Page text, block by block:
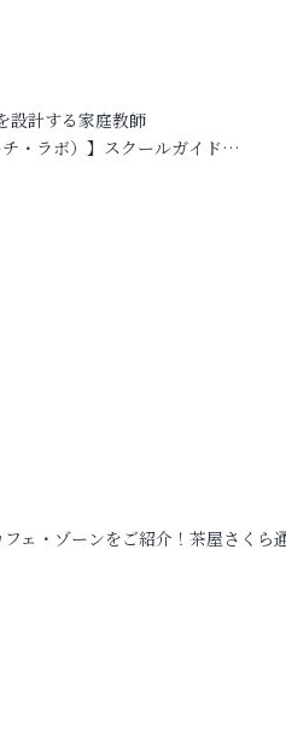
設計する家庭教師
・ラボ）】スクールガイド…
ェ・ゾーンをご紹介！茶屋さくら